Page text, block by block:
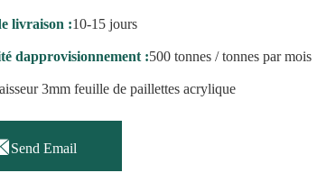
livraison :10-15 jours
dapprovisionnement :500 tonnes / tonnes par mois
3mm feuille de paillettes acrylique
Send Email